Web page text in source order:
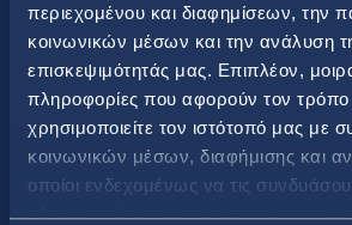
περιεχομένου και διαφημίσεων, την
κοινωνικών μέσων και την ανάλυση
επισκεψιμότητάς μας. Επιπλέον,
πληροφορίες που αφορούν τον
χρησιμοποιείτε τον ιστότοπό μας με
κοινωνικών μέσων, διαφήμισης και
οποίοι ενδεχομένως να τις
πληροφορίες που τους έχετε
14. 12. 2020
Πώς να μειώσετε την
στο σπίτι σας